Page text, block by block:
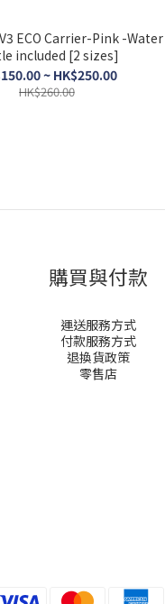
ECO Carrier-Pink -Water
included [2 sizes]
~ HK$250.00
HK$260.00
購買與付款
運送服務方式
付款服務方式
退換貨政策
零售店